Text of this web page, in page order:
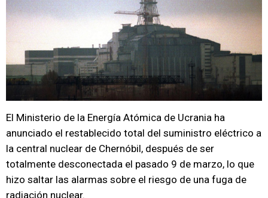
El Ministerio de la Energía Atómica de Ucrania ha
anunciado el restablecido total del suministro eléctrico a
la central nuclear de Chernóbil, después de ser
totalmente desconectada el pasado 9 de marzo, lo que
hizo saltar las alarmas sobre el riesgo de una fuga de
radiación nuclear.